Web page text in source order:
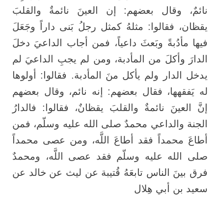
نائمٌ، وقال بعضهم: إن العينَ نائمةٌ والقلبَ
يقظان، فقالوا: مثلهُ كمثل رجلُ بَنى داراً وجَعَلَ
فيها مأدُبةً وبَعثَ داعياً، فمن أجاب الداعيَ دخلَ
الدارَ وأكلَ من المأدبة، ومن لم يجبِ الداعيَ لم
يدخل الدار ولم يأكل منَ المأدبة. فقالوا: أولوها
له يَفقهها، فقال بعضهم: إنه نائم، وقال بعضهم
إنَّ العينَ نائمةٌ والقلبَ يقظانٌ، فقالوا: فالدارُ
الجنة والداعي محمدٌ صلى الله عليه وسلّم، فمن
أطاعَ محمداً فقد أطاعَ اللَّه، ومن عصى محمداً
صلى الله عليه وسلّم فقد عصى اللَّه، ومحمدٌ
فرق بينَ الناس تابعَهُ قُتيبة عن ليث عن خالد عن
سعيد بن أبي هِلال